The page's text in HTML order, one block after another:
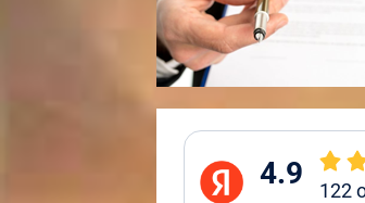
4.9 122